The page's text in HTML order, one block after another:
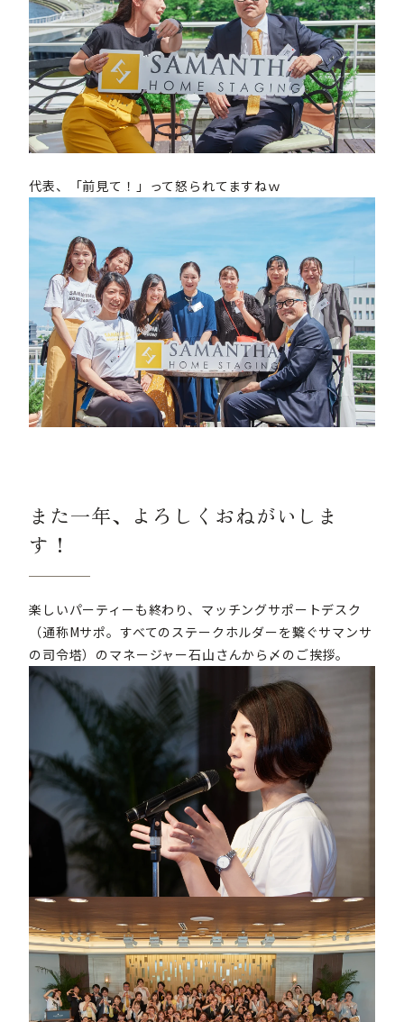
代表、「前見て！」って怒られてますねｗ
また一年、よろしくおねがいしま
す！
楽しいパーティーも終わり、マッチングサポートデスク
（通称Mサポ。すべてのステークホルダーを繋ぐサマンサ
の司令塔）のマネージャー石山さんから〆のご挨拶。